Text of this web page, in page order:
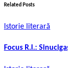
Related Posts
Istorie literară
Focus R.l.: